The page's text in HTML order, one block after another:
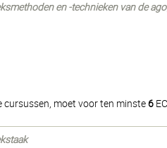
en -technieken van de
cursussen, moet voor ten minste6